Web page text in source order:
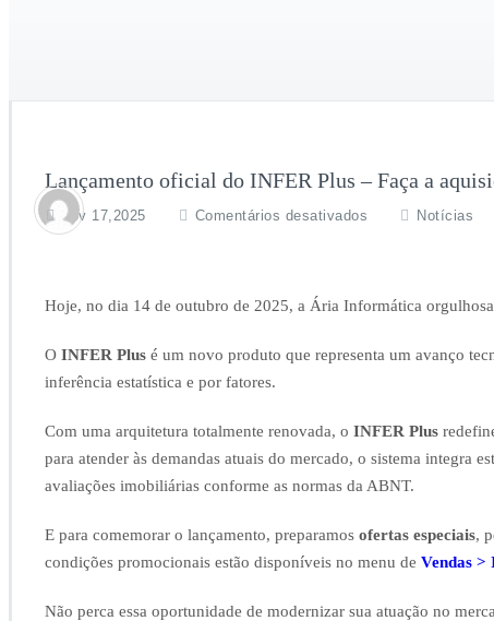
Lançamento oficial do INFER Plus – Faça a
nov 17,2025 Comentários desativados
INFER
do
novo
software
de
Ímóveis
e
Notícias
Hoje, no dia 14 de outubro de 2025, a Ária Informática
O INFER Plus é um novo produto que representa um avanço
inferência estatística e por fatores.
Com uma arquitetura totalmente renovada, o INFER Plus
para atender às demandas atuais do mercado, o sistema integra
avaliações imobiliárias conforme as normas da ABNT.
E para comemorar o lançamento, preparamos ofertas especiais,
condições promocionais estão disponíveis no menu de Vendas >
Não perca essa oportunidade de modernizar sua atuação no